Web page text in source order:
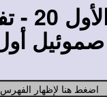
20
-
صموئيل
اضغط هنا لإظهار الفهرس